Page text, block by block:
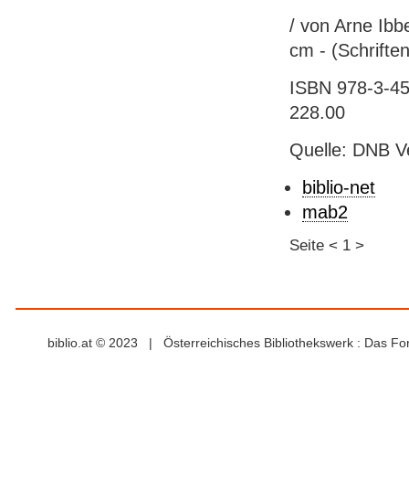
/ von Arne
cm -
ISBN 978-3-
228.00
Quelle: DNB
biblio-net
mab2
Seite < 1 >
biblio.at © 2023 | Österreichisches Bibliothekswerk : Das